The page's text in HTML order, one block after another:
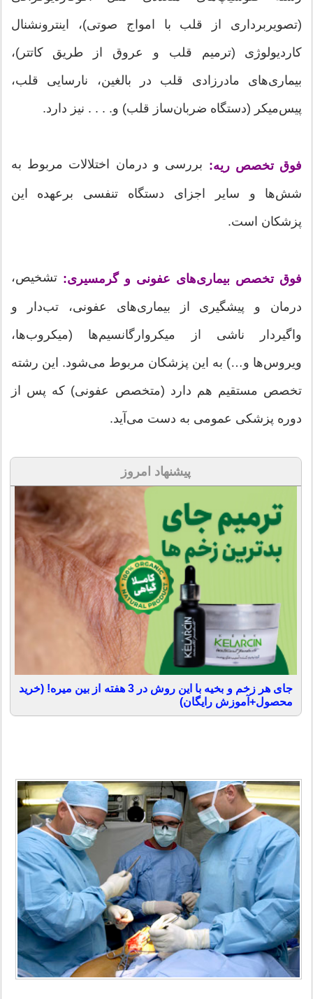
(تصویربرداری از قلب با امواج صوتی)، اینترونشنال
کاردیولوژی (ترمیم قلب و عروق از طریق کاتتر)،
بیماری‌های مادرزادی قلب در بالغین، نارسایی قلب،
پیس‌میکر (دستگاه ضربان‌ساز قلب) و. . . . نیز دارد.
فوق تخصص ریه: بررسی و درمان اختلالات مربوط به
شش‌ها و سایر اجزای دستگاه تنفسی برعهده این
پزشکان است.
فوق تخصص بیماری‌های عفونی و گرمسیری: تشخیص،
درمان و پیشگیری از بیماری‌های عفونی، تب‌دار و
واگیردار ناشی از میکروارگانسیم‌ها (میکروب‌ها،
ویروس‌ها و…) به این پزشکان مربوط می‌شود. این رشته
تخصص مستقیم هم دارد (متخصص عفونی) که پس از
دوره پزشکی عمومی به دست می‌آید.
پیشنهاد امروز
جای هر زخم و بخیه با این روش در 3 هفته از بین میره! (خرید
محصول+آموزش رایگان)